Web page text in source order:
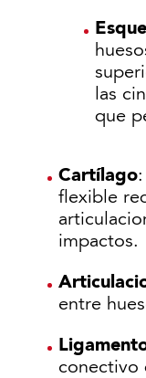
las
que
Cartílago
flexible
impactos.
entre
conectivo